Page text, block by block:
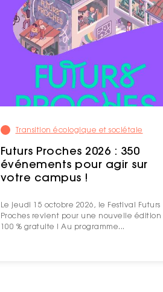
Transition écologique et sociétale
Futurs Proches 2026 : 350
événements pour agir sur
votre campus !
Le jeudi 15 octobre 2026, le Festival Futurs
Proches revient pour une nouvelle édition
100 % gratuite ! Au programme...